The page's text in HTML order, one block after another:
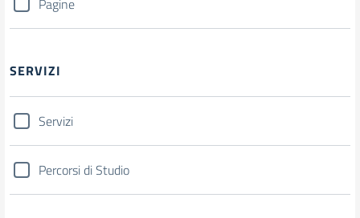
Pagine
SERVIZI
Servizi
Percorsi di Studio